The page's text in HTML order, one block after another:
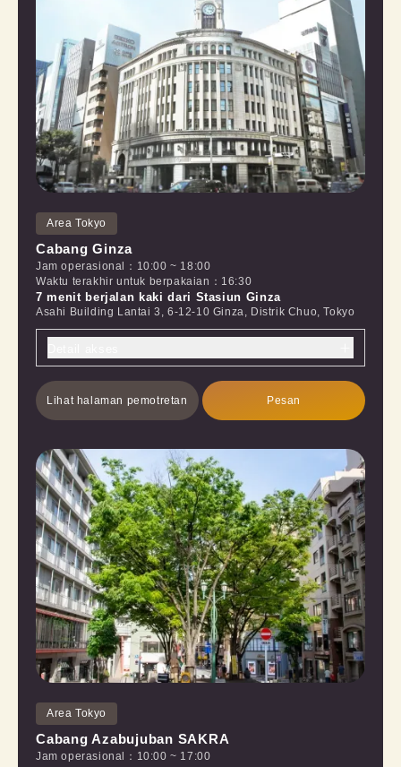
Area Tokyo
Cabang Ginza
Jam operasional ： 10:00 ~ 18:00
Waktu terakhir untuk berpakaian ： 16:30
7 menit berjalan kaki dari Stasiun Ginza
Asahi Building Lantai 3, 6-12-10 Ginza, Distrik Chuo, Tokyo
Lihat halaman pemotretan Pesan
Area Tokyo
Cabang Azabujuban SAKRA
Jam operasional ： 10:00 ~ 17:00